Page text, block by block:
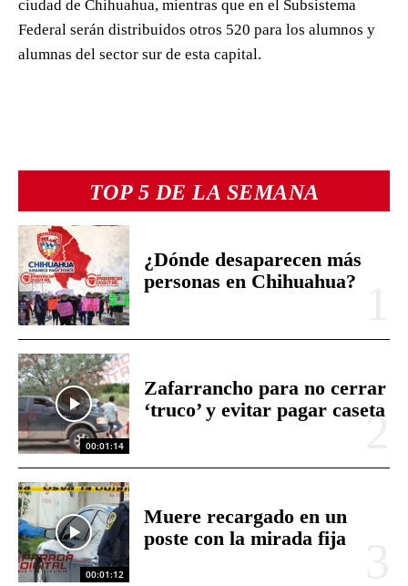
TOP 5 DE LA SEMANA
¿Dónde desaparecen más
personas en Chihuahua?
00:01:14
Zafarrancho para no cerrar
‘truco’ y evitar pagar caseta
00:01:12
Muere recargado en un
poste con la mirada fija
ciudad de Chihuahua, mientras que en el Subsistema
Federal serán distribuidos otros 520 para los alumnos y
alumnas del sector sur de esta capital.